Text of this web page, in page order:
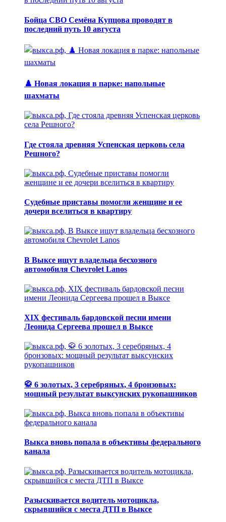
Бойца СВО Семёна Купцова проводят в
последний путь 10 августа
♟️ Новая локация в парке: напольные
шахматы
Где стояла древняя Успенская церковь села
Решного?
Судебные приставы помогли женщине и ее
дочери вселиться в квартиру
В Выксе ищут владельца бесхозного
автомобиля Chevrolet Lanos
XIX фестиваль бардовской песни имени
Леонида Сергеева прошел в Выксе
🥋 6 золотых, 3 серебряных, 4 бронзовых:
мощный результат выксунских рукопашников
Выкса вновь попала в объективы федерального
канала
Разыскивается водитель мотоцикла,
скрывшийся с места ДТП в Выксе